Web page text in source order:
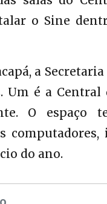
o Sine
a
Um é a
O espaço
do ano.